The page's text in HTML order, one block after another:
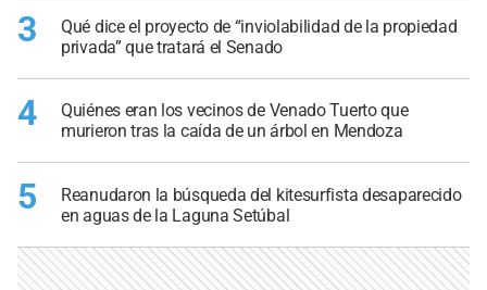
3
Qué dice el proyecto de “inviolabilidad de la propiedad
privada” que tratará el Senado
4
Quiénes eran los vecinos de Venado Tuerto que
murieron tras la caída de un árbol en Mendoza
5
Reanudaron la búsqueda del kitesurfista desaparecido
en aguas de la Laguna Setúbal